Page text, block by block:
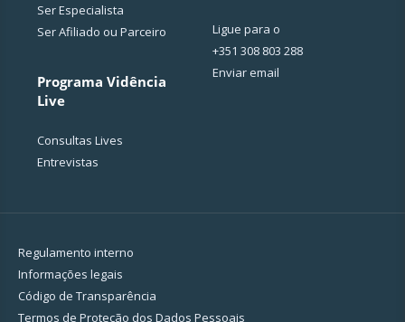
Ser Especialista
Ser Afiliado ou Parceiro
Programa Vidência
Live
Consultas Lives
Entrevistas
Ligue para o
+351 308 803 288
Enviar email
Regulamento interno
Informações legais
Código de Transparência
Termos de Proteção dos Dados Pessoais